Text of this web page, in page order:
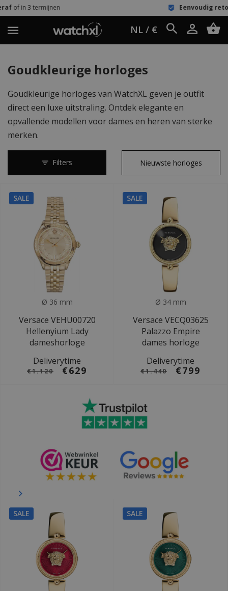
60 dagen bedenktijd
NL / €
Goudkleurige horloges
Goudkleurige horloges van WatchXL geven je outfit
direct een luxe uitstraling. Ontdek elegante en
opvallende modellen voor dames en heren van sterke
merken.
Filters
SALE
Ø 36 mm
Versace VEHU00720
Hellenyium Lady
dameshorloge
Deliverytime
€1.120 €629
SALE
Ø 34 mm
Versace VECQ03625
Palazzo Empire
dames horloge
Deliverytime
€1.440 €799
SALE SALE